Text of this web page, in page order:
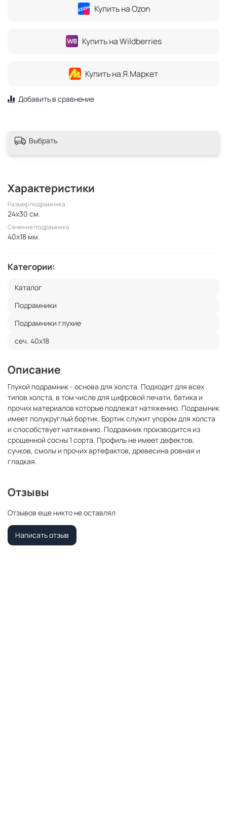
Купить на Ozon
Купить на Wildberries
Купить на Я.Маркет
Добавить в сравнение
Выбрать
Характеристики
Размер подрамника
24x30 см.
Сечение подрамника
40x18 мм.
Категории:
Каталог
Подрамники
Подрамники глухие
сеч. 40х18
Описание
Глухой подрамник - основа для холста. Подходит для всех
типов холста, в том числе для цифровой печати, батика и
прочих материалов которые подлежат натяжению. Подрамник
имеет полукруглый бортик. Бортик служит упором для холста
и способствует натяжению. Подрамник производится из
срощенной сосны 1 сорта. Профиль не имеет дефектов,
сучков, смолы и прочих артефактов, древесина ровная и
гладкая.
Отзывы
Отзывов еще никто не оставлял
Написать отзыв